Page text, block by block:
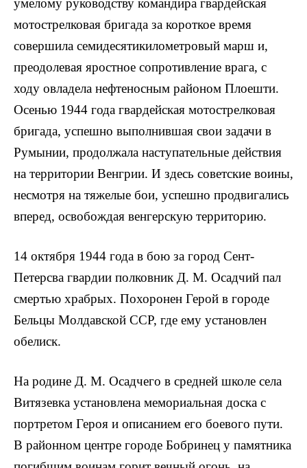
умелому руководству командира гвардейская
мотострелковая бригада за короткое время
совершила семидесятикилометровый марш и,
преодолевая яростное сопротивление врага, с
ходу овладела нефтеносным районом Плоешти.
Осенью 1944 года гвардейская мотострелковая
бри­гада, успешно выполнившая свои задачи в
Румынии, продолжала наступательные действия
на территории Венгрии. И здесь советские воины,
несмотря на тяжелые бои, успешно продвигались
вперед, освобождая венгер­скую территорию.
14 октября 1944 года в бою за город Сент-
Петерсва гвардии полковник Д. М. Осадчий пал
смертью храбрых. Похоронен Герой в городе
Бельцы Молдавской ССР, где ему установлен
обелиск.
На родине Д. М. Осадчего в средней школе села
Витязевка установлена мемориальная доска с
портретом Героя и описанием его боевого пути.
В районном центре городе Бобринец у памятника